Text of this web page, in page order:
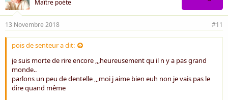
Maître poète
13 Novembre 2018 #11
pois de senteur a dit:
je suis morte de rire encore ,,,heureusement qu il n y a pas grand
monde..
parlons un peu de dentelle ,,,moi j aime bien euh non je vais pas le
dire quand même